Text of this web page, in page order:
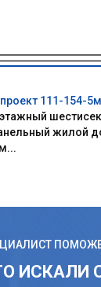
111-154-5м
жилой
ИСКАЛИ